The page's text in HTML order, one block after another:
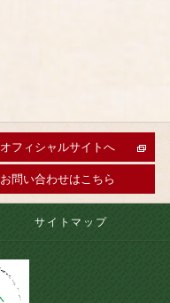
オフィシャルサイトへ
お問い合わせはこちら
サイトマップ